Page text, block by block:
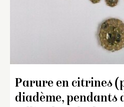
Parure en citrines
diadème, pendants